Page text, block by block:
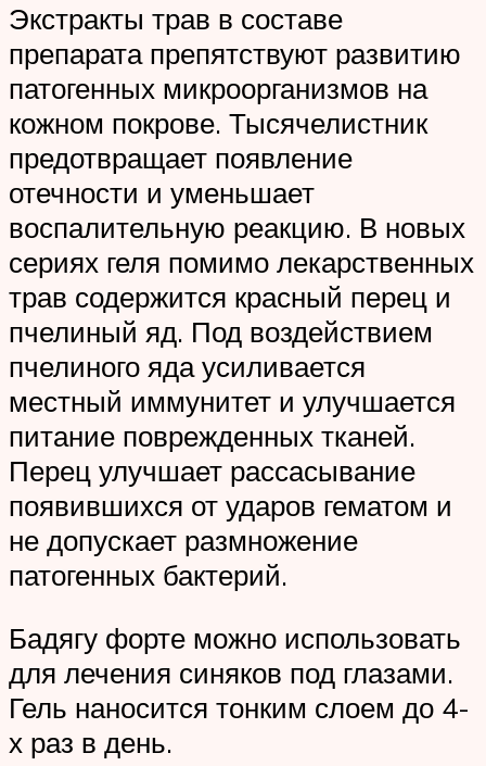
Экстракты трав в составе
препарата препятствуют развитию
патогенных микроорганизмов на
кожном покрове. Тысячелистник
предотвращает появление
отечности и уменьшает
воспалительную реакцию. В новых
сериях геля помимо лекарственных
трав содержится красный перец и
пчелиный яд. Под воздействием
пчелиного яда усиливается
местный иммунитет и улучшается
питание поврежденных тканей.
Перец улучшает рассасывание
появившихся от ударов гематом и
не допускает размножение
патогенных бактерий.
Бадягу форте можно использовать
для лечения синяков под глазами.
Гель наносится тонким слоем до 4-
х раз в день.